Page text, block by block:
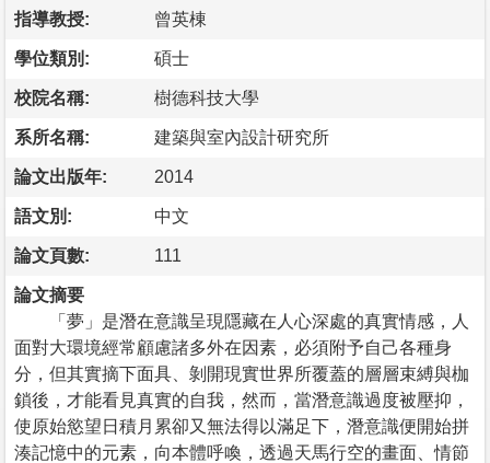
指導教授: 曾英棟
學位類別: 碩士
校院名稱: 樹德科技大學
系所名稱: 建築與室內設計研究所
論文出版年: 2014
語文別: 中文
論文頁數: 111
論文摘要
「夢」是潛在意識呈現隱藏在人心深處的真實情感，人
面對大環境經常顧慮諸多外在因素，必須附予自己各種身
分，但其實摘下面具、剝開現實世界所覆蓋的層層束縛與枷
鎖後，才能看見真實的自我，然而，當潛意識過度被壓抑，
使原始慾望日積月累卻又無法得以滿足下，潛意識便開始拼
湊記憶中的元素，向本體呼喚，透過天馬行空的畫面、情節